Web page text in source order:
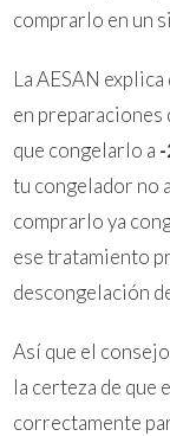
comprarlo en un
La AESAN
en preparaciones
que congelarlo a
tu congelador no
comprarlo ya
ese tratamiento
descongelación
Así que el
la certeza de que
correctamente